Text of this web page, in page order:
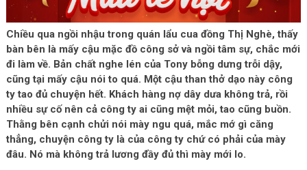
Chiều qua ngồi nhậu trong quán lẩu cua đồng Thị Nghè, thấy
bàn bên là mấy cậu mặc đồ công sở và ngồi tâm sự, chắc mới
đi làm về. Bản chất nghe lén của Tony bỗng dưng trỗi dậy,
cũng tại mấy cậu nói to quá. Một cậu than thở dạo này công
ty tao đủ chuyện hết. Khách hàng nợ dây dưa không trả, rồi
nhiều sự cố nên cả công ty ai cũng mệt mỏi, tao cũng buồn.
Thằng bên cạnh chửi nói mày ngu quá, mắc mớ gì căng
thẳng, chuyện công ty là của công ty chứ có phải của mày
đâu. Nó mà không trả lương đầy đủ thì mày mới lo.